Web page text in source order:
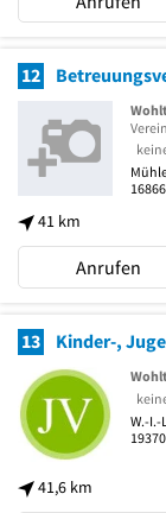
12
41 km
Verein
16866
Anrufen
13 Kinder-,
41,6 km
W.-I.-
19370